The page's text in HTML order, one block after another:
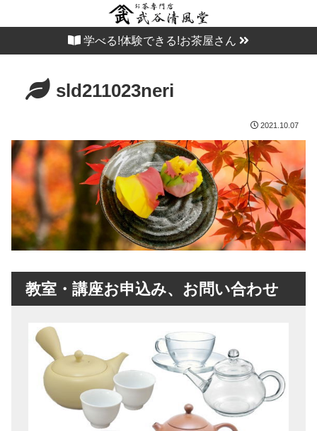
学べる!体験できる!お茶屋さん
sld211023neri
2021.10.07
教室・講座お申込み、お問い合わせ